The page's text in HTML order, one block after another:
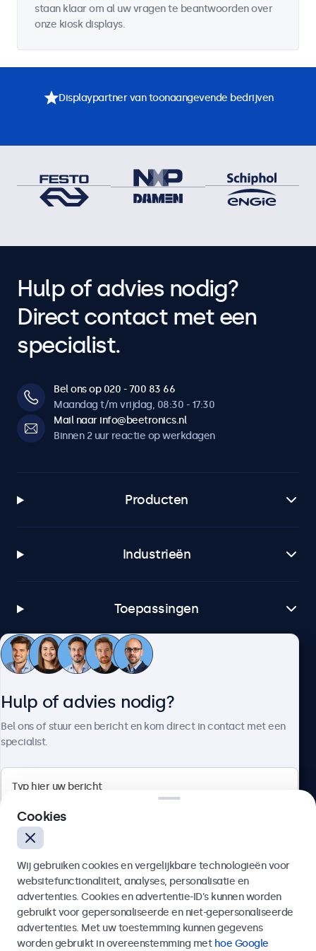
staan klaar om al uw vragen te beantwoorden over
onze kiosk displays.
Displaypartner van toonaangevende bedrijven
Hulp of advies nodig?
Direct contact met een
specialist.
Bel ons op 020 - 700 83 66
Maandag t/m vrijdag, 08:30 - 17:30
Mail naar info@beetronics.nl
Binnen 2 uur reactie op werkdagen
Producten
Industrieën
Toepassingen
Klantenservice
4.8/5 door 5000+ bedrijven
Nederlands
Hulp of advies nodig?
Bel ons of stuur een bericht en kom direct in contact met een
specialist.
Verzenden
Cookies
Wij gebruiken cookies en vergelijkbare technologieën voor
websitefunctionaliteit, analyses, personalisatie en
advertenties. Cookies en advertentie-ID’s kunnen worden
gebruikt voor gepersonaliseerde en niet-gepersonaliseerde
advertenties. Met uw toestemming kunnen gegevens
worden gebruikt in overeenstemming met hoe Google